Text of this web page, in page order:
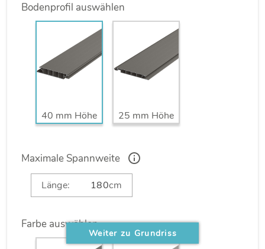
Achtung: schematische Darstellung
Bodenprofil auswählen
40 mm Höhe 25 mm Höhe
Maximale Spannweite
Länge: cm
Farbe auswählen
Weiter zu Grundriss